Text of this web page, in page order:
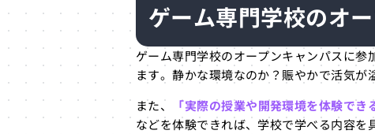
ゲーム専門学校のオ
ゲーム専門学校のオープンキャンパスに
ます。静かな環境なのか？賑やかで活気が
また、
「実際の授業や開発環境を体験でき
などを体験できれば、学校で学べる内容を